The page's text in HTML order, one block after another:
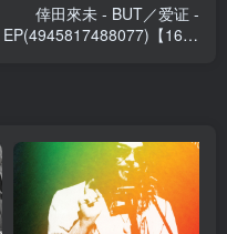
倖田來未 - BUT／爱证 -
EP(4945817488077)【16bit